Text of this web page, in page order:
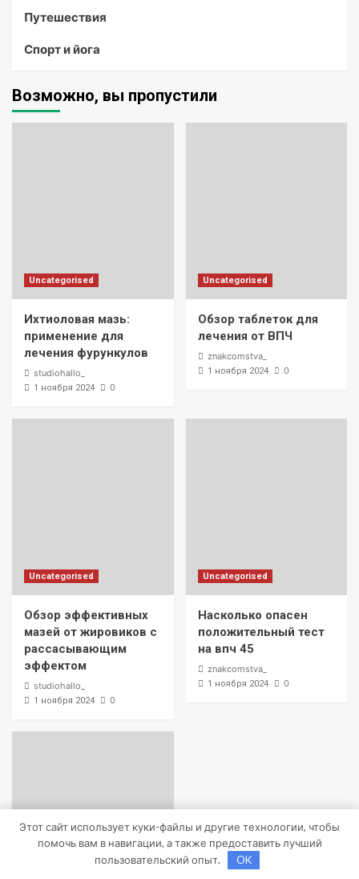
Путешествия
Спорт и йога
Возможно, вы пропустили
Uncategorised
Ихтиоловая мазь:
применение для
лечения фурункулов
studiohallo_
1 ноября 2024 0
Uncategorised
Обзор таблеток для
лечения от ВПЧ
znakcomstva_
1 ноября 2024 0
Uncategorised
Обзор эффективных
мазей от жировиков с
рассасывающим
эффектом
studiohallo_
1 ноября 2024 0
Uncategorised
Насколько опасен
положительный тест
на впч 45
znakcomstva_
1 ноября 2024 0
Этот сайт использует куки-файлы и другие технологии, чтобы
помочь вам в навигации, а также предоставить лучший
пользовательский опыт.
OK